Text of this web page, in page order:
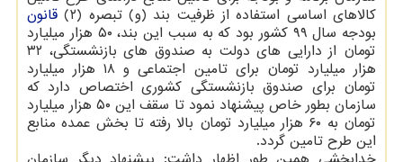
کالاهای اساسی استفاده از ظرفیت بند (و) تبصره (۲)
قانون
بودجه سال ۹۹ کشور بود که به سبب این بند، ۵۰ هزار میلیارد
تومان از دارایی های دولت به صندوق های بازنشستگی، ۳۲
هزار میلیارد تومان برای تامین اجتماعی و ۱۸ هزار میلیارد
تومان برای صندوق بازنشستگی کشوری اختصاص دارد که
سازمان بطور خاص پیشنهاد نمود تا سقف این ۵۰ هزار میلیارد
تومان به ۶۰ هزار میلیارد تومان بالا رفته تا بخش عمده منابع
این طرح تامین گردد.